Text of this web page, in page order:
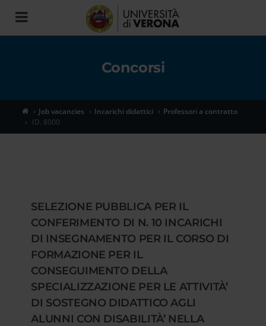
Toggle
navigation
Concorsi
Job vacancies Incarichi didattici
Professori a contratto
ID. 8000
SELEZIONE PUBBLICA PER IL
CONFERIMENTO DI N. 10 INCARICHI
DI INSEGNAMENTO PER IL CORSO DI
FORMAZIONE PER IL
CONSEGUIMENTO DELLA
SPECIALIZZAZIONE PER LE ATTIVITÀ’
DI SOSTEGNO DIDATTICO AGLI
ALUNNI CON DISABILITÀ’ NELLA